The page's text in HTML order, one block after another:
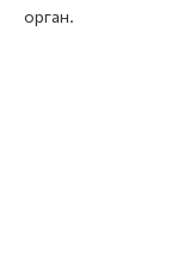
орган.